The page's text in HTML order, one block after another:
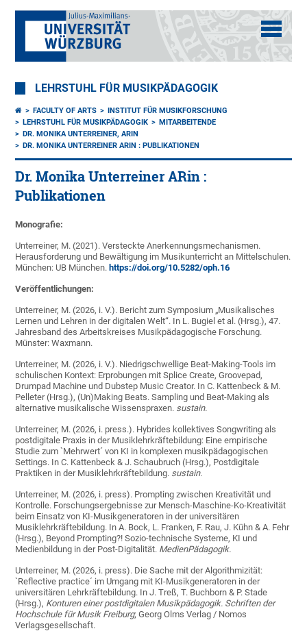
LEHRSTUHL FÜR MUSIKPÄDAGOGIK
FACULTY OF ARTS
INSTITUT FÜR MUSIKFORSCHUNG
LEHRSTUHL FÜR MUSIKPÄDAGOGIK
MITARBEITENDE
DR. MONIKA UNTERREINER, ARIN
DR. MONIKA UNTERREINER ARIN : PUBLIKATIONEN
Dr. Monika Unterreiner ARin :
Publikationen
Monografie:
Unterreiner, M. (2021). Versteckte Anerkennungsmechanismen.
Herausforderung und Bewältigung im Musikunterricht an Mittelschulen.
München: UB München. https://doi.org/10.5282/oph.16
Veröffentlichungen:
Unterreiner, M. (2026, i. V.). Bericht zum Symposium „Musikalisches
Lernen und Lehren in der digitalen Welt“. In L. Bugiel et al. (Hrsg.), 47.
Jahresband des Arbeitskreises Musikpädagogische Forschung.
Münster: Waxmann.
Unterreiner, M. (2026, i. V.). Niedrigschwellige Beat-Making-Tools im
schulischen Kontext: Erprobungen mit Splice Create, Groovepad,
Drumpad Machine und Dubstep Music Creator. In C. Kattenbeck & M.
Pelleter (Hrsg.), (Un)Making Beats. Sampling und Beat-Making als
alternative musikalische Wissenspraxen. sustain.
Unterreiner, M. (2026, i. press.). Hybrides kollektives Songwriting als
postdigitale Praxis in der Musiklehrkräftebildung: Eine empirische
Studie zum `Mehrwert´ von KI in komplexen musikpädagogischen
Settings. In C. Kattenbeck & J. Schaubruch (Hrsg.), Postdigitale
Praktiken in der Musiklehrkräftebildung. sustain.
Unterreiner, M. (2026, i. press). Prompting zwischen Kreativität und
Kontrolle. Forschungsergebnisse zur Mensch-Maschine-Ko-Kreativität
beim Einsatz von KI-Musikgeneratoren in der universitären
Musiklehrkräftebildung. In A. Bock, L. Franken, F. Rau, J. Kühn & A. Fehr
(Hrsg.), Beyond Prompting?! Sozio-technische Systeme, KI und
Medienbildung in der Post-Digitalität. MedienPädagogik.
Unterreiner, M. (2026, i. press). Die Sache mit der Algorithmizität:
`Reflective practice´ im Umgang mit KI-Musikgeneratoren in der
universitären Lehrkräftebildung. In J. Treß, T. Buchborn & P. Stade
(Hrsg.), Konturen einer postdigitalen Musikpädagogik. Schriften der
Hochschule für Musik Freiburg; Georg Olms Verlag / Nomos
Verlagsgesellschaft.